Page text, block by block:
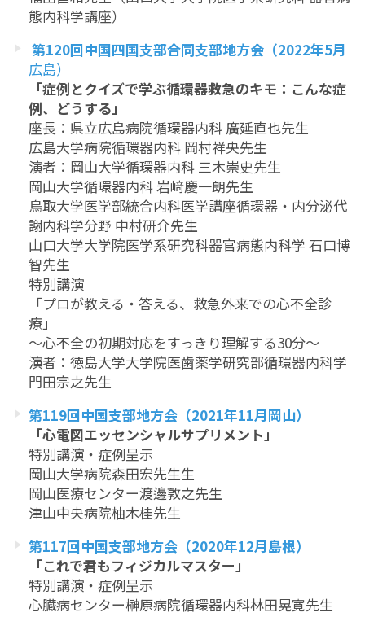
態内科学講座）
第120回中国四国支部合同支部地方会（2022年5月
広島）
「症例とクイズで学ぶ循環器救急のキモ：こんな症
例、どうする」
座長：県立広島病院循環器内科 廣延直也先生
広島大学病院循環器内科 岡村祥央先生
演者：岡山大学循環器内科 三木崇史先生
岡山大学循環器内科 岩﨑慶一朗先生
鳥取大学医学部統合内科医学講座循環器・内分泌代
謝内科学分野 中村研介先生
山口大学大学院医学系研究科器官病態内科学 石口博
智先生
特別講演
「プロが教える・答える、救急外来での心不全診
療」
～心不全の初期対応をすっきり理解する30分～
演者：徳島大学大学院医歯薬学研究部循環器内科学
門田宗之先生
第119回中国支部地方会（2021年11月岡山）
「心電図エッセンシャルサプリメント」
特別講演・症例呈示
岡山大学病院森田宏先生生
岡山医療センター渡邊敦之先生
津山中央病院柚木桂先生
第117回中国支部地方会（2020年12月島根）
「これで君もフィジカルマスター」
特別講演・症例呈示
心臓病センター榊原病院循環器内科林田晃寛先生